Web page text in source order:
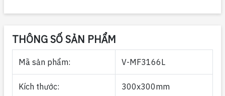
THÔNG SỐ SẢN PHẨM
Mã sản phẩm: V-MF3166L
Kích thước: 300x300mm